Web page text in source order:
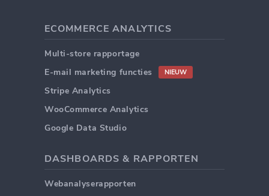
ECOMMERCE ANALYTICS
Multi-store rapportage
E-mail marketing functies
NIEUW
Stripe Analytics
WooCommerce Analytics
Google Data Studio
DASHBOARDS & RAPPORTEN
Webanalyserapporten